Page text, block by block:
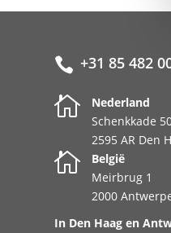
 +31 85 482

Nederland
Schenkkade
2595 AR Den

België
Meirbrug 1
2000
In Den Haag en